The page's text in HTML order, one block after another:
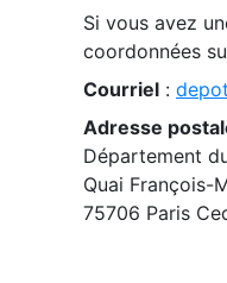
Si vous avez
coordonnées
Courriel :
Adresse
Département
Quai François-
75706 Paris